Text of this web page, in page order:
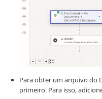
Para obter um arquivo do
primeiro. Para isso,